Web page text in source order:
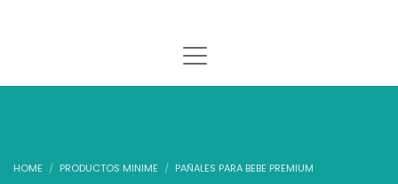
HOME PRODUCTOS MINIME
PAÑALES PARA BEBE PREMIUM